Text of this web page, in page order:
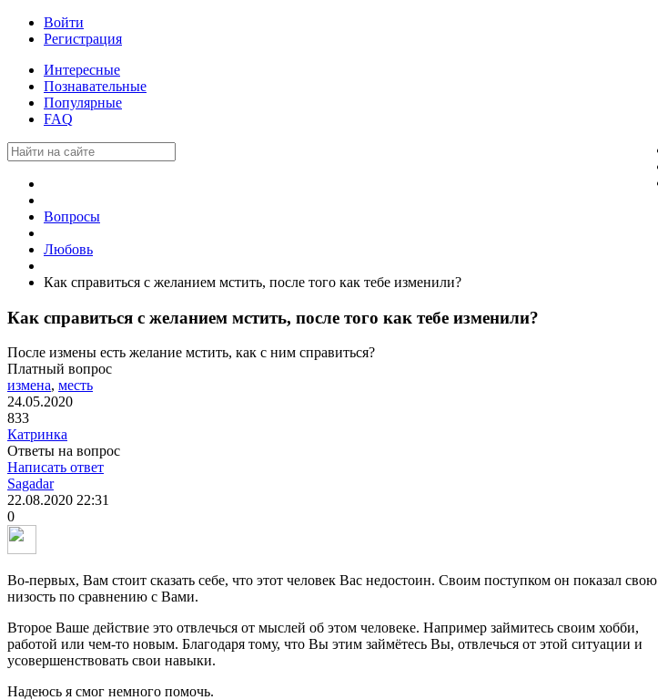
Войти
Регистрация
Интересные
Познавательные
Популярные
FAQ
Вопросы
Любовь
Как справиться с желанием мстить, после того как тебе изменили?
Как справиться с желанием мстить, после того как тебе изменили?
После измены есть желание мстить, как с ним справиться?
Платный вопрос
измена, месть
24.05.2020
833
Катринка
Ответы на вопрос
Написать ответ
Sagadar
22.08.2020 22:31
0
Во-первых, Вам стоит сказать себе, что этот человек Вас недостоин. Своим поступком он показал свою
низость по сравнению с Вами.
Второе Ваше действие это отвлечься от мыслей об этом человеке. Например займитесь своим хобби,
работой или чем-то новым. Благодаря тому, что Вы этим займётесь Вы, отвлечься от этой ситуации и
усовершенствовать свои навыки.
Надеюсь я смог немного помочь.